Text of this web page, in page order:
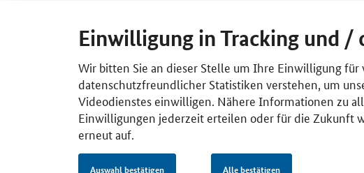
Einwilligung in Tracking und /
Wir bitten Sie an dieser Stelle um Ihre Einwilligung
datenschutzfreundlicher Statistiken verstehen, um
Videodienstes einwilligen. Nähere Informationen zu
Einwilligungen jederzeit erteilen oder für die Zukunft
erneut auf.
Auswahl bestätigen Alle bestätigen